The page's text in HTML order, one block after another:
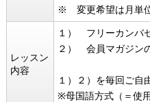
※ 変更希望は月単
レッスン
内容
１） フリーカンバ
２） 会員マガジン
１）２）を毎回ご自
※母国語方式（＝使